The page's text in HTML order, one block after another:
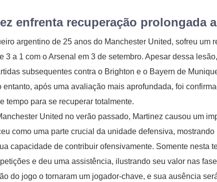
enfrenta recuperação prolongada
argentino de 25 anos do Manchester United, sofreu um
3 a 1 com o Arsenal em 3 de setembro. Apesar dessa
subsequentes contra o Brighton e o Bayern de
após uma avaliação mais aprofundada, foi
tempo para se recuperar totalmente.
United no verão passado, Martinez causou um
como uma parte crucial da unidade defensiva,
capacidade de contribuir ofensivamente. Somente nesta
e deu uma assistência, ilustrando seu valor nas
do jogo o tornaram um jogador-chave, e sua ausência